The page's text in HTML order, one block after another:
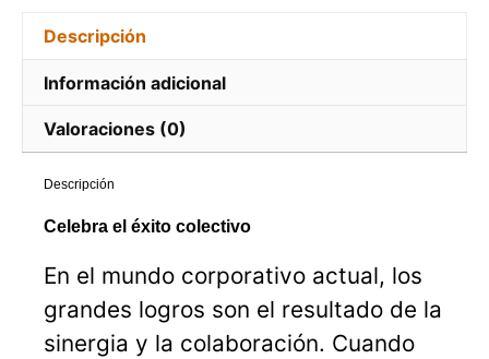
Descripción
Información adicional
Valoraciones (0)
Descripción
Celebra el éxito colectivo
En el mundo corporativo actual, los
grandes logros son el resultado de la
sinergia y la colaboración. Cuando